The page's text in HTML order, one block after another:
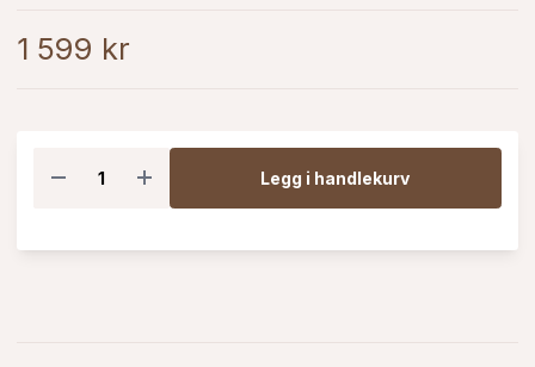
1 599 kr
Legg i handlekurv